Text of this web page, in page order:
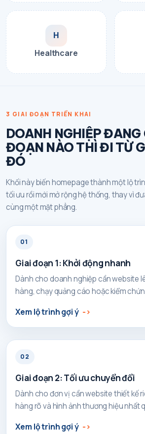
H
Healthcare
3 GIAI ĐOẠN TRIỂN KHAI
DOANH NGHIỆP ĐANG
ĐOẠN NÀO THÌ ĐI TỪ
ĐÓ
Khối này biến homepage thành một lộ
tối ưu rồi mới mở rộng hệ thống, thay vì
cùng một mặt phẳng.
01
Giai đoạn 1: Khởi động nhanh
Dành cho doanh nghiệp cần website
hàng, chạy quảng cáo hoặc kiểm
Xem lộ trình gợi ý
02
Giai đoạn 2: Tối ưu chuyển đổi
Dành cho đơn vị cần website thiết kế
hàng rõ và hình ảnh thương hiệu nhất
Xem lộ trình gợi ý